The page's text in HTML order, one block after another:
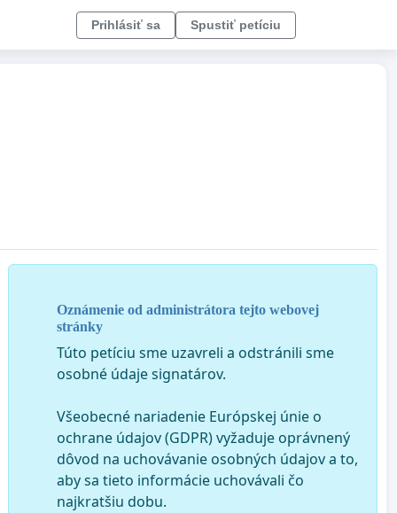
Prihlásiť sa Spustiť petíciu
Oznámenie od administrátora tejto webovej
stránky
Túto petíciu sme uzavreli a odstránili sme
osobné údaje signatárov.
Všeobecné nariadenie Európskej únie o
ochrane údajov (GDPR) vyžaduje oprávnený
dôvod na uchovávanie osobných údajov a to,
aby sa tieto informácie uchovávali čo
najkratšiu dobu.